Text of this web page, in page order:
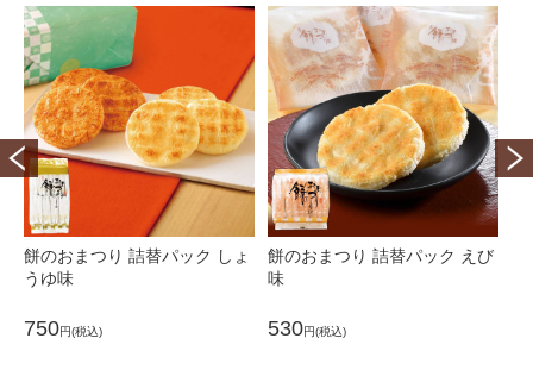
餅のおまつり 詰替パック しょ
うゆ味
750円(税込)
餅のおまつり 詰替パック えび
味
530円(税込)